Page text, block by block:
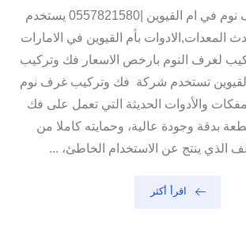
فك وتركيب غرف نوم في ام القيوين |0557821580 يستخدم
المعدات,الادوات بأم القيوين في الامارات
لغرف النوم بارخص الاسعار فك وتركيب
تستخدم شركة فك وتركيب غرف نوم
والأدوات الحديثة التي تعمل على فك
بدقة وجودة عالية، وحمايته كاملا من
الذي ينتج عن الاستخدام الخاطئ، ...
اقرأ أكثر